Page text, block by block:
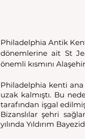
Philadelphia Antik
dönemlerine ait St
önemli kısmını
Philadelphia kenti ana
uzak kalmıştı. Bu
tarafından işgal
Bizanslılar şehri
yılında Yıldırım